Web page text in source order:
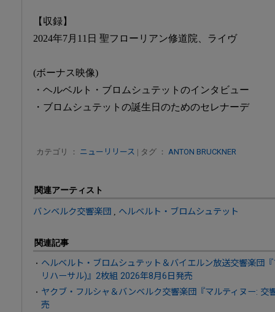
【収録】
2024年7月11日 聖フローリアン修道院、ライヴ
(ボーナス映像)
・ヘルベルト・ブロムシュテットのインタビュー
・ブロムシュテットの誕生日のためのセレナーデ
カテゴリ ： ニューリリース | タグ ： ANTON BRUCKNER
関連アーティスト
バンベルク交響楽団 ヘルベルト・ブロムシュテット
関連記事
ヘルベルト・ブロムシュテット＆バイエルン放送交響楽団
リハーサル)』2枚組 2026年8月6日発売
ヤクブ・フルシャ＆バンベルク交響楽団『マルティヌー: 交
売